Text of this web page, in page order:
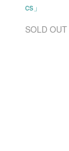
cs」
SOLD OUT